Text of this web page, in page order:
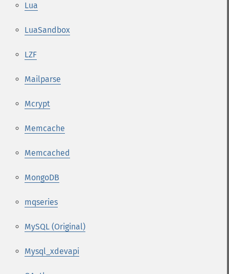
Lua
LuaSandbox
LZF
Mailparse
Mcrypt
Memcache
Memcached
MongoDB
mqseries
MySQL (Original)
Mysql_xdevapi